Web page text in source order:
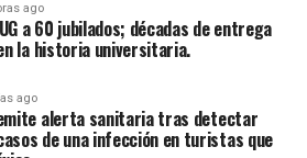
ago
a 60 jubilados; décadas de entrega
la historia universitaria.
ago
alerta sanitaria tras detectar
de una infección en turistas que